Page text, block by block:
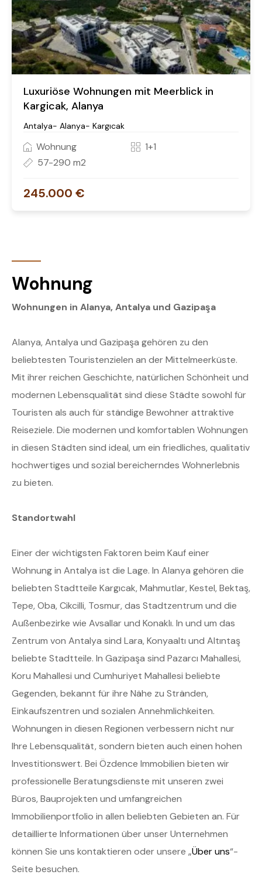
Luxuriöse Wohnungen mit Meerblick in
Kargicak, Alanya
Antalya- Alanya- Kargıcak
Wohnung
1+1
57-290 m2
245.000 €
Wohnung
Wohnungen in Alanya, Antalya und Gazipaşa
Alanya, Antalya und Gazipaşa gehören zu den
beliebtesten Touristenzielen an der Mittelmeerküste.
Mit ihrer reichen Geschichte, natürlichen Schönheit und
modernen Lebensqualität sind diese Städte sowohl für
Touristen als auch für ständige Bewohner attraktive
Reiseziele. Die modernen und komfortablen Wohnungen
in diesen Städten sind ideal, um ein friedliches, qualitativ
hochwertiges und sozial bereicherndes Wohnerlebnis
zu bieten.
Standortwahl
Einer der wichtigsten Faktoren beim Kauf einer
Wohnung in Antalya ist die Lage. In Alanya gehören die
beliebten Stadtteile Kargıcak, Mahmutlar, Kestel, Bektaş,
Tepe, Oba, Cikcilli, Tosmur, das Stadtzentrum und die
Außenbezirke wie Avsallar und Konaklı. In und um das
Zentrum von Antalya sind Lara, Konyaaltı und Altıntaş
beliebte Stadtteile. In Gazipaşa sind Pazarcı Mahallesi,
Koru Mahallesi und Cumhuriyet Mahallesi beliebte
Gegenden, bekannt für ihre Nähe zu Stränden,
Einkaufszentren und sozialen Annehmlichkeiten.
Wohnungen in diesen Regionen verbessern nicht nur
Ihre Lebensqualität, sondern bieten auch einen hohen
Investitionswert. Bei Özdence Immobilien bieten wir
professionelle Beratungsdienste mit unseren zwei
Büros, Bauprojekten und umfangreichen
Immobilienportfolio in allen beliebten Gebieten an. Für
detaillierte Informationen über unser Unternehmen
können Sie uns kontaktieren oder unsere „Über uns“-
Seite besuchen.